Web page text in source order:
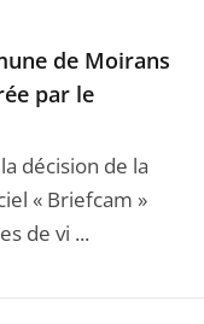
de Moirans
par le
décision de la
« Briefcam »
de vi ...